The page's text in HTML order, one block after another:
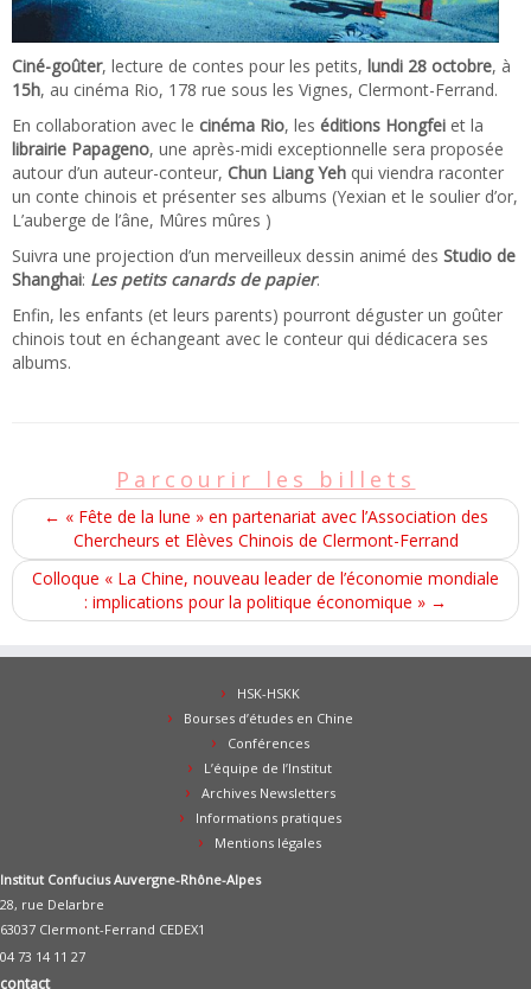
Ciné-goûter, lecture de contes pour les petits, lundi 28 octobre, à
15h, au cinéma Rio, 178 rue sous les Vignes, Clermont-Ferrand.
En collaboration avec le cinéma Rio, les éditions Hongfei et la
librairie Papageno, une après-midi exceptionnelle sera proposée
autour d’un auteur-conteur, Chun Liang Yeh qui viendra raconter
un conte chinois et présenter ses albums (Yexian et le soulier d’or,
L’auberge de l’âne, Mûres mûres )
Suivra une projection d’un merveilleux dessin animé des Studio de
Shanghai: Les petits canards de papier.
Enfin, les enfants (et leurs parents) pourront déguster un goûter
chinois tout en échangeant avec le conteur qui dédicacera ses
albums.
Parcourir les billets
← « Fête de la lune » en partenariat avec l’Association des
Chercheurs et Elèves Chinois de Clermont-Ferrand
Colloque « La Chine, nouveau leader de l’économie mondiale
: implications pour la politique économique » →
HSK-HSKK
Bourses d’études en Chine
Conférences
L’équipe de l’Institut
Archives Newsletters
Informations pratiques
Mentions légales
Institut Confucius Auvergne-Rhône-Alpes
28, rue Delarbre
63037 Clermont-Ferrand CEDEX1
04 73 14 11 27
contact